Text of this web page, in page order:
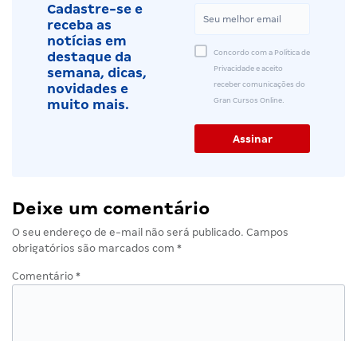
Cadastre-se e
receba as
notícias em
destaque da
semana, dicas,
novidades e
muito mais.
Concordo com a Política de
Privacidade e aceito
receber comunicações do
Gran Cursos Online.
Deixe um comentário
O seu endereço de e-mail não será publicado. Campos
obrigatórios são marcados com *
Comentário *